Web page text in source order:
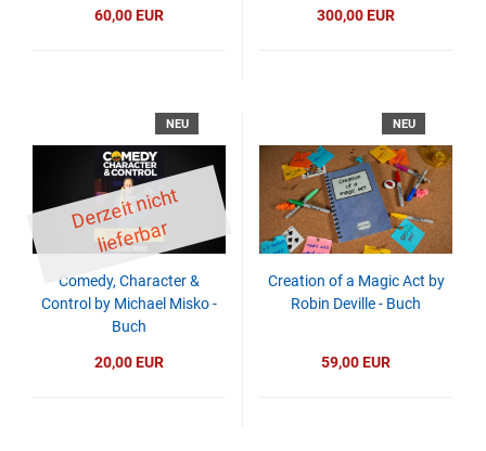
60,00 EUR 300,00 EUR
D
er
z
eit
ni
c
ht
li
ef
er
b
ar
NEU
Comedy, Character &
Control by Michael Misko -
Buch
20,00 EUR
NEU
Creation of a Magic Act by
Robin Deville - Buch
59,00 EUR